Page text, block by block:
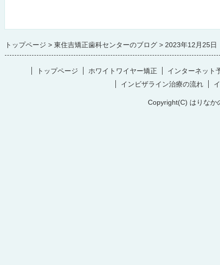
トップページ 東住吉矯正歯科センターのブログ 2023年12月25日
トップページ ホワイトワイヤー矯正
インターネット
インビザライン治療の流れ
Copyright(C) はりなか